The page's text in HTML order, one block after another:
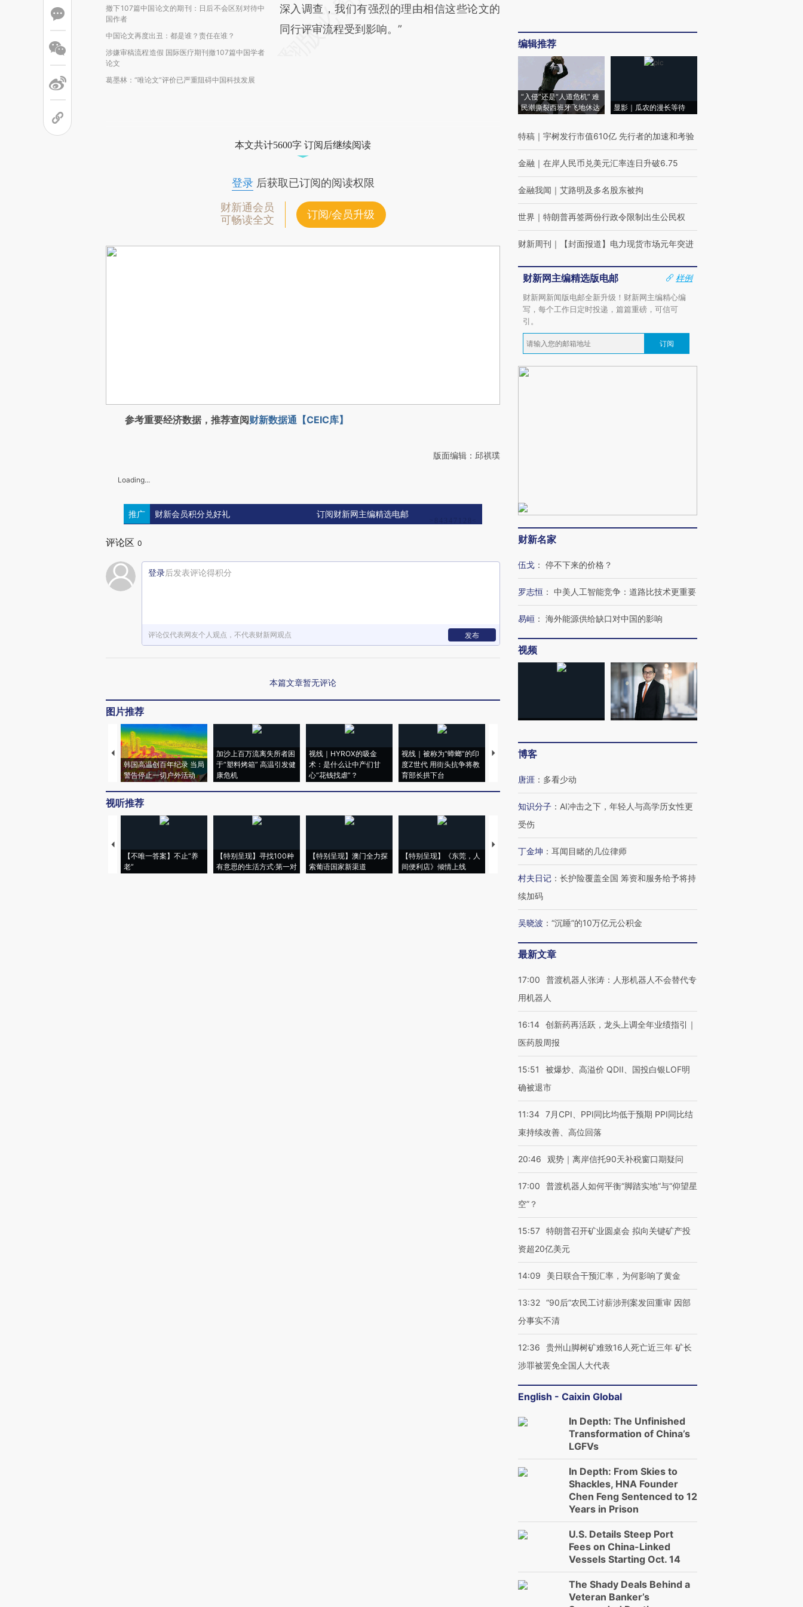
撤下107篇中国论文的期刊：日后不会区别对待中
国作者
中国论文再度出丑：都是谁？责任在谁？
涉嫌审稿流程造假 国际医疗期刊撤107篇中国学者
论文
葛墨林：“唯论文”评价已严重阻碍中国科技发展
深入调查，我们有强烈的理由相信这些论文的
同行评审流程受到影响。”
本文共计5600字 订阅后继续阅读
登录后获取已订阅的阅读权限
财新通会员
可畅读全文
订阅/会员升级
参考重要经济数据，推荐查阅财新数据通【CEIC库】
版面编辑：邱祺璞
Loading...
推广 财新会员积分兑好礼 订阅财新网主编精选电邮
评论区 0
登录后发表评论得积分
评论仅代表网友个人观点，不代表财新网观点 发布
本篇文章暂无评论
图片推荐
韩国高温创百年纪录 当局
警告停止一切户外活动
加沙上百万流离失所者困
于“塑料烤箱” 高温引发健
康危机
视线｜HYROX的吸金
术：是什么让中产们甘
心“花钱找虐”？
视线｜被称为“蟑螂”的印
度Z世代 用街头抗争将教
育部长拱下台
视线｜“入侵”还是“人道危
飞地休达
视听推荐
【不唯一答案】不止“养
老”
【特别呈现】寻找100种
有意思的生活方式·第一对
【特别呈现】澳门全力探
索葡语国家新渠道
【特别呈现】《东莞，人
间便利店》倾情上线
【推广】走进第四届链博
会，让数智科技“链”接产
【特别呈现】寻找100种
有意思的生活方式·第三对
住三大增长引擎是什么？
编辑推荐
“入侵”还是“人道危机” 难
民潮撕裂西班牙飞地休达
显影｜瓜农的漫长等待
特稿 ｜ 宇树发行市值610亿 先行者的加速和考验
金融 ｜ 在岸人民币兑美元汇率连日升破6.75
金融我闻 ｜ 艾路明及多名股东被拘
世界 ｜ 特朗普再签两份行政令限制出生公民权
财新周刊 ｜ 【封面报道】电力现货市场元年突进
财新网主编精选版电邮
样例
财新网新闻版电邮全新升级！财新网主编精心编
写，每个工作日定时投递，篇篇重磅，可信可
引。
订阅
财新名家
伍戈 ： 停不下来的价格？
罗志恒 ： 中美人工智能竞争：道路比技术更重要
易峘 ： 海外能源供给缺口对中国的影响
视频
博客
唐涯 ： 多看少动
知识分子 ： AI冲击之下，年轻人与高学历女性更
受伤
丁金坤 ： 耳闻目睹的几位律师
村夫日记 ： 长护险覆盖全国 筹资和服务给予将持
续加码
吴晓波 ： “沉睡”的10万亿元公积金
最新文章
17:00
普渡机器人张涛：人形机器人不会替代专
用机器人
16:14 创新药再活跃，龙头上调全年业绩指引｜
医药股周报
15:51
被爆炒、高溢价 QDII、国投白银LOF明
确被退市
11:34 7月CPI、PPI同比均低于预期 PPI同比结
束持续改善、高位回落
20:46 观势｜离岸信托90天补税窗口期疑问
17:00
普渡机器人如何平衡“脚踏实地”与“仰望星
空”？
15:57 特朗普召开矿业圆桌会 拟向关键矿产投
资超20亿美元
14:09 美日联合干预汇率，为何影响了黄金
13:32 “90后”农民工讨薪涉刑案发回重审 因部
分事实不清
12:36
贵州山脚树矿难致16人死亡近三年 矿长
涉罪被罢免全国人大代表
English - Caixin Global
In Depth: The Unfinished
Transformation of China’s
LGFVs
In Depth: From Skies to
Shackles, HNA Founder
Chen Feng Sentenced to 12
Years in Prison
U.S. Details Steep Port
Fees on China-Linked
Vessels Starting Oct. 14
The Shady Deals Behind a
Veteran Banker’s